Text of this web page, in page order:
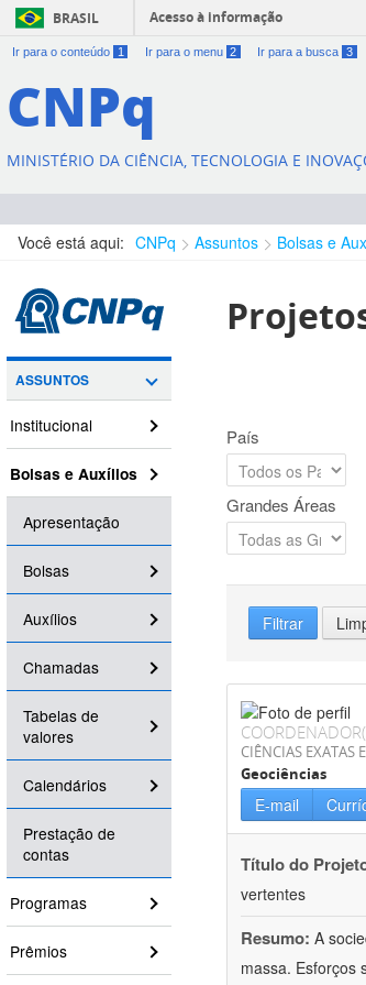
BRASIL Acesso à informação
Ir para o conteúdo 1 Ir para o menu 2 Ir para a busca 3
CNPq
MINISTÉRIO DA CIÊNCIA, TECNOLOGIA E
Você está aqui: CNPq Assuntos Bolsas e
ASSUNTOS
Institucional
Bolsas e Auxílios
Apresentação
Bolsas
Auxílios
Chamadas
Tabelas de
valores
Calendários
Prestação de
contas
Programas
Prêmios
País
Grandes Áreas
Filtrar
CIÊNCIAS EXATAS
Geociências
E-mail
Título do
vertentes
Resumo: A
massa. Esforços